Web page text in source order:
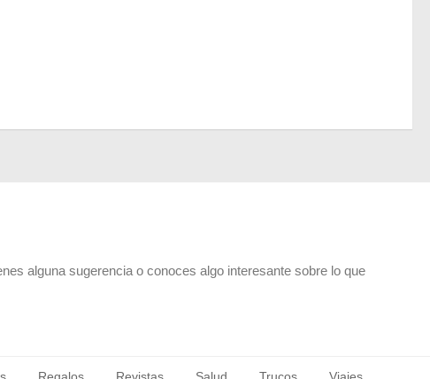
alguna sugerencia o conoces algo interesante sobre lo que